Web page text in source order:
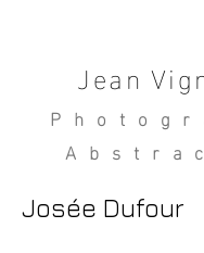
Jean
Josée Dufour